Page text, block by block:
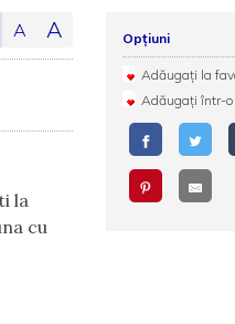
A A
la
cu
Opțiuni
Adăugați la
Adăugați într-